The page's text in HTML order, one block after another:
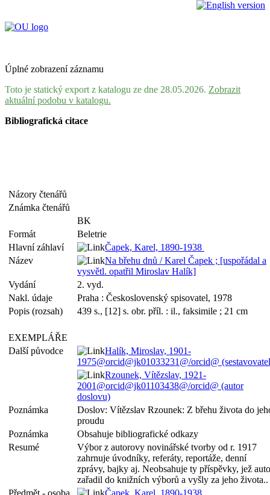
Úplné zobrazení záznamu
Toto je statický export z katalogu ze dne 28.05.2026. Zobrazit
aktuální podobu v katalogu.
Bibliografická citace
Názory čtenářů
Známka čtenářů
BK
Formát
Beletrie
Hlavní záhlaví
Čapek, Karel, 1890-1938
Název
Na břehu dnů / Karel Čapek ; [uspořádal a
vysvětl. opatřil Miroslav Halík]
Vydání
2. vyd.
Nakl. údaje
Praha : Československý spisovatel, 1978
Popis (rozsah)
439 s., [12] s. obr. příl. : il., faksimile ; 21 cm
EXEMPLÁŘE
Další původce
Halík, Miroslav, 1901-
1975@orcid@jk01033231@/orcid@
Rzounek, Vítězslav, 1921-
2001@orcid@jk01103438@/orcid@ (autor
doslovu)
Poznámka
Doslov: Vítězslav Rzounek: Z břehu života do
proudu
Poznámka
Obsahuje bibliografické odkazy
Resumé
Výbor z autorovy novinářské tvorby od r. 1917
zahrnuje úvodníky, referáty, reportáže, denní
zprávy, bajky aj. Neobsahuje ty příspěvky, jež
zařadil do knižních výborů a vyšly za jeho života..
Předmět - osoba
Čapek, Karel, 1890-1938